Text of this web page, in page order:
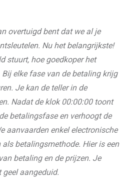
overtuigd bent dat we al je
Nu het belangrijkste!
stuurt, hoe goedkoper het
elke fase van de betaling krijg
Je kan de teller in de
Nadat de klok 00:00:00 toont
betalingsfase en verhoogt de
aanvaarden enkel electronische
betalingsmethode. Hier is een
betaling en de prijzen. Je
aangeduid.